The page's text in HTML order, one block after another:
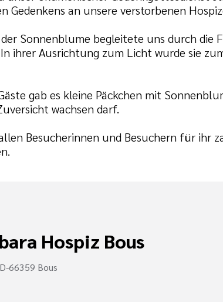
Gedenkens an unsere verstorbenen
Sonnenblume begleitete uns durch die
ihrer Ausrichtung zum Licht wurde sie
gab es kleine Päckchen mit
wachsen darf.
Besucherinnen und Besuchern für ihr
Hospiz Bous
66359 Bous